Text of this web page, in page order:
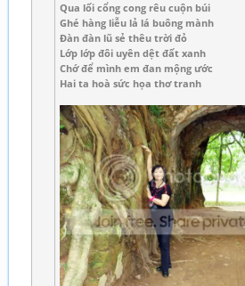
Qua lối cổng cong rêu cuộn búi
Ghé hàng liễu lả lá buông mành
Đàn đàn lũ sẻ thêu trời đỏ
Lớp lớp đôi uyên dệt đất xanh
Chớ để mình em đan mộng ước
Hai ta hoà sức họa thơ tranh